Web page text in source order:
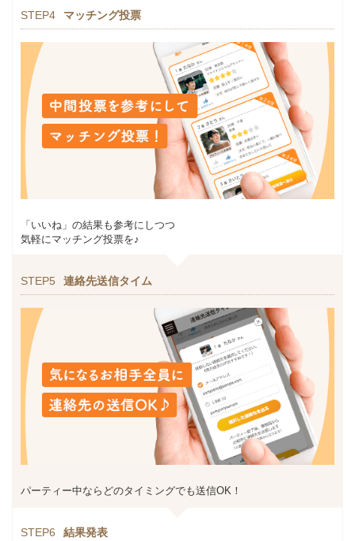
STEP4 マッチング投票
「いいね」の結果も参考にしつつ
気軽にマッチング投票を♪
STEP5 連絡先送信タイム
パーティー中ならどのタイミングでも送信OK！
STEP6 結果発表